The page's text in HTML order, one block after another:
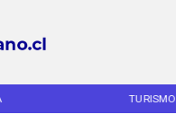
TURISMO